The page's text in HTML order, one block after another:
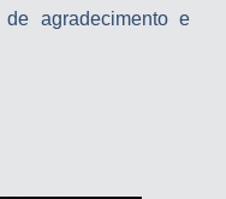
agradecimento e